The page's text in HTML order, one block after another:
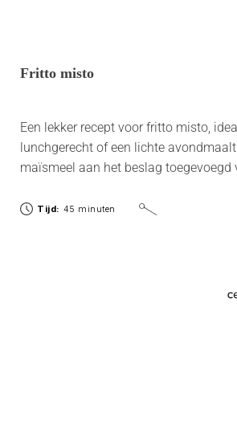
Fritto misto
Een lekker recept voor fritto misto,
lunchgerecht of een lichte
maïsmeel aan het beslag toegevoegd
gefrituurde zeevruchten in te dopen!
Tijd: 45 minuten